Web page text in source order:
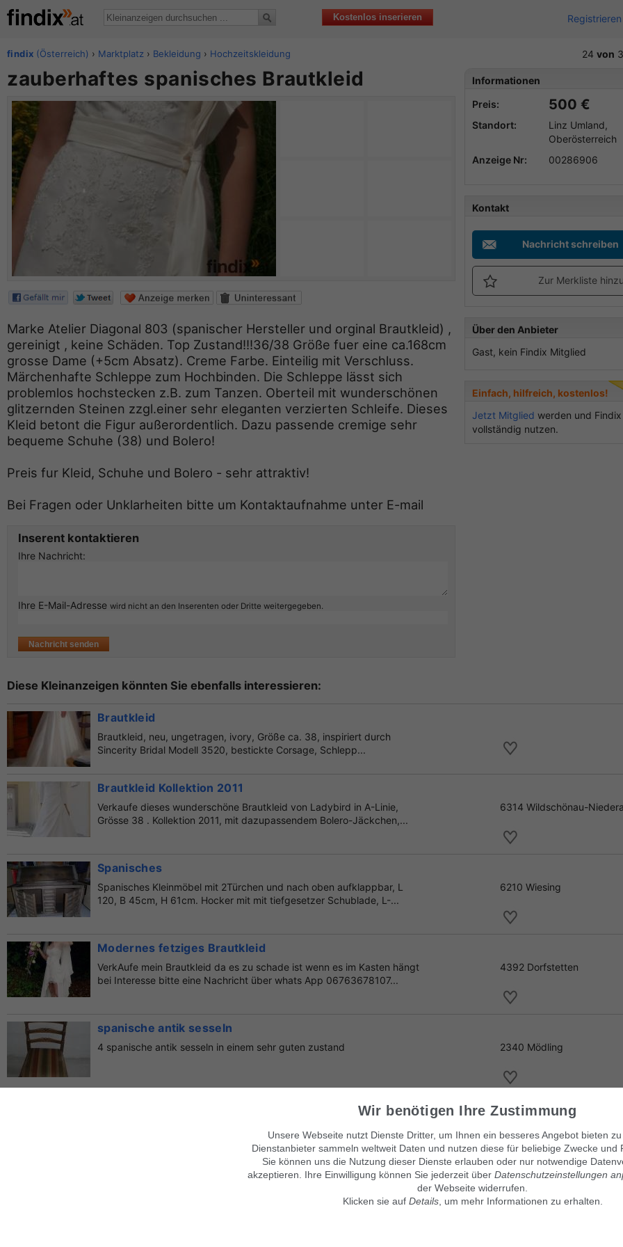
Kostenlos inserieren Registrieren
findix (Österreich) › Marktplatz › Bekleidung › Hochzeitskleidung 24 von
zauberhaftes spanisches Brautkleid
Marke Atelier Diagonal 803 (spanischer Hersteller und orginal Brautkleid) ,
gereinigt , keine Schäden. Top Zustand!!!36/38 Größe fuer eine ca.168cm
grosse Dame (+5cm Absatz). Creme Farbe. Einteilig mit Verschluss.
Märchenhafte Schleppe zum Hochbinden. Die Schleppe lässt sich
problemlos hochstecken z.B. zum Tanzen. Oberteil mit wunderschönen
glitzernden Steinen zzgl.einer sehr eleganten verzierten Schleife. Dieses
Kleid betont die Figur außerordentlich. Dazu passende cremige sehr
bequeme Schuhe (38) und Bolero!
Preis fur Kleid, Schuhe und Bolero - sehr attraktiv!
Bei Fragen oder Unklarheiten bitte um Kontaktaufnahme unter E-mail
Inserent kontaktieren
Ihre Nachricht:
Ihre E-Mail-Adresse wird nicht an den Inserenten oder Dritte weitergegeben.
Informationen
Preis:
500 €
Standort:
Linz Umland,
Oberösterreich
Anzeige Nr:
00286906
Kontakt
Nachricht schreiben
Zur Merkliste
Über den Anbieter
Gast, kein Findix Mitglied
Einfach, hilfreich, kostenlos!
Jetzt Mitglied werden und Findix
vollständig nutzen.
Diese Kleinanzeigen könnten Sie ebenfalls interessieren:
Brautkleid
Brautkleid, neu, ungetragen, ivory, Größe ca. 38, inspiriert durch
Sincerity Bridal Modell 3520, bestickte Corsage, Schlepp...
Brautkleid Kollektion 2011
Verkaufe dieses wunderschöne Brautkleid von Ladybird in A-Linie,
Grösse 38 . Kollektion 2011, mit dazupassendem Bolero-Jäckchen,...
6314 Wildschönau-
Spanisches
Spanisches Kleinmöbel mit 2Türchen und nach oben aufklappbar, L
120, B 45cm, H 61cm. Hocker mit mit tiefgesetzer Schublade, L-...
6210 Wiesing
Modernes fetziges Brautkleid
VerkAufe mein Brautkleid da es zu schade ist wenn es im Kasten hängt
bei Interesse bitte eine Nachricht über whats App 06763678107...
4392 Dorfstetten
spanische antik sesseln
4 spanische antik sesseln in einem sehr guten zustand 2340 Mödling
(sitzt wie angegoßen). Neupreis lag bei € 1200, 00. Handta...
Wir benötigen Ihre Zustimmung
Unsere Webseite nutzt Dienste Dritter, um Ihnen ein besseres Angebot bieten
Dienstanbieter sammeln weltweit Daten und nutzen diese für beliebige Zwecke und
Sie können uns die Nutzung dieser Dienste erlauben oder nur notwendige
akzeptieren. Ihre Einwilligung können Sie jederzeit über Datenschutzeinstellungen
der Webseite widerrufen.
Klicken sie auf Details, um mehr Informationen zu erhalten.